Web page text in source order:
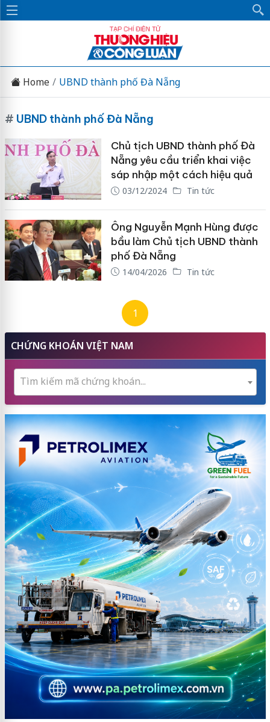
Home UBND thành phố Đà Nẵng
# UBND thành phố Đà Nẵng
Chủ tịch UBND thành phố Đà
Nẵng yêu cầu triển khai việc
sáp nhập một cách hiệu quả
03/12/2024 Tin tức
Ông Nguyễn Mạnh Hùng được
bầu làm Chủ tịch UBND thành
phố Đà Nẵng
14/04/2026 Tin tức
1
CHỨNG KHOÁN VIỆT NAM
Tìm kiếm mã chứng khoán...